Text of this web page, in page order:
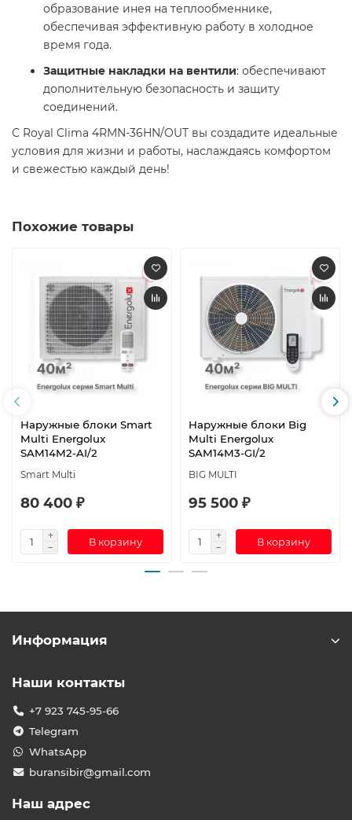
образование инея на теплообменнике,
обеспечивая эффективную работу в холодное
время года.​
Защитные накладки на вентили: обеспечивают
дополнительную безопасность и защиту
соединений.​
С Royal Clima 4RMN-36HN/OUT вы создадите идеальные
условия для жизни и работы, наслаждаясь комфортом
и свежестью каждый день! ​
Похожие товары
Наружные блоки Smart
Multi Energolux
SAM14M2-AI/2
Smart Multi
80 400 ₽
В корзину
Наружные блоки Big
Multi Energolux
SAM14M3-GI/2
BIG MULTI
95 500 ₽
В корзину
Информация
Наши контакты
+7 923 745-95-66
Telegram
WhatsApp
buransibir@gmail.com
Наш адрес